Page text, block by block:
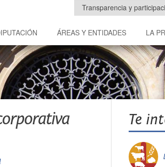
Transparencia y
ÁREAS Y ENTIDADES LA
Te